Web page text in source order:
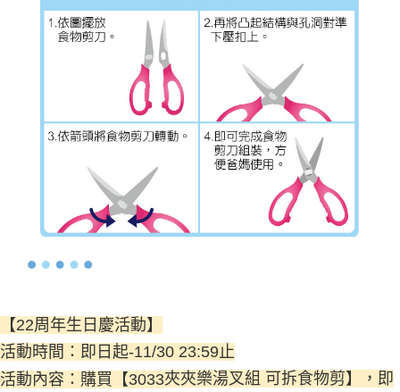
【22周年生日慶活動】
活動時間：即日起-11/30 23:59止
活動內容：購買【3033夾夾樂湯叉組 可拆食物剪 】，即